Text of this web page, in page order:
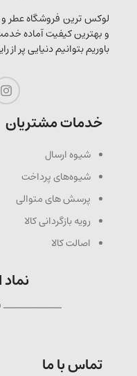
لوکس ترین فروشگاه عطر و
و بهترین کیفیت آماده
باوریم بتوانیم دنیایی پر
خدمات مشتریان
شیوه ارسال
شیوه‌های پرداخت
پرسش های متوالی
رویه بازگردانی کالا
اصالت کالا
تماس با ما